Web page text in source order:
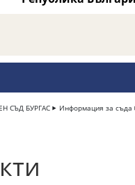
СЪД БУРГАС Информация за съда